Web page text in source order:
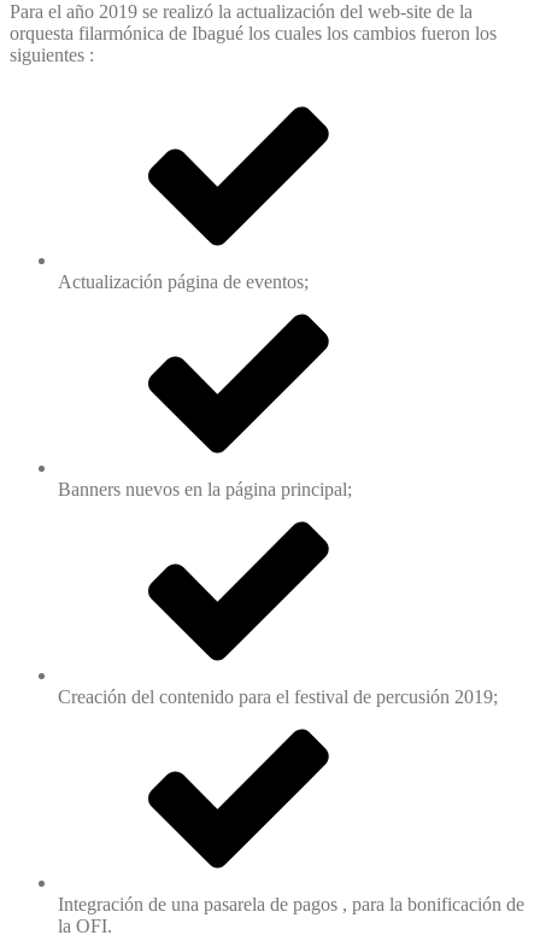
Para el año 2019 se realizó la actualización del web-site de la
orquesta filarmónica de Ibagué los cuales los cambios fueron los
siguientes :
Actualización página de eventos;
Banners nuevos en la página principal;
Creación del contenido para el festival de percusión 2019;
Integración de una pasarela de pagos , para la bonificación de
la OFI.